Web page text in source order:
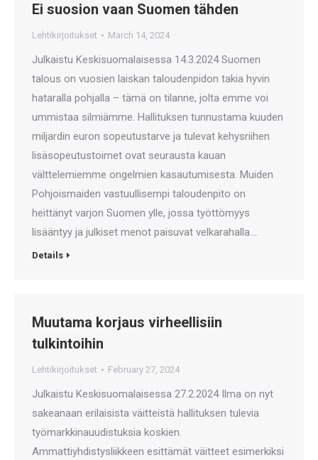
Ei suosion vaan Suomen tähden
Lehtikirjoitukset March 14, 2024
Julkaistu Keskisuomalaisessa 14.3.2024 Suomen
talous on vuosien laiskan taloudenpidon takia hyvin
hataralla pohjalla – tämä on tilanne, jolta emme voi
ummistaa silmiämme. Hallituksen tunnustama kuuden
miljardin euron sopeutustarve ja tulevat kehysriihen
lisäsopeutustoimet ovat seurausta kauan
välttelemiemme ongelmien kasautumisesta. Muiden
Pohjoismaiden vastuullisempi taloudenpito on
heittänyt varjon Suomen ylle, jossa työttömyys
lisääntyy ja julkiset menot paisuvat velkarahalla.…
Details
Muutama korjaus virheellisiin
tulkintoihin
Lehtikirjoitukset February 27, 2024
Julkaistu Keskisuomalaisessa 27.2.2024 Ilma on nyt
sakeanaan erilaisista väitteistä hallituksen tulevia
työmarkkinauudistuksia koskien.
Ammattiyhdistysliikkeen esittämät väitteet esimerkiksi